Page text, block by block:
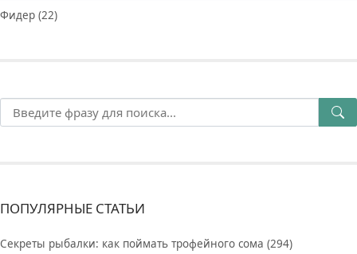
Фидер (22)
ПОПУЛЯРНЫЕ СТАТЬИ
Секреты рыбалки: как поймать трофейного сома (294)